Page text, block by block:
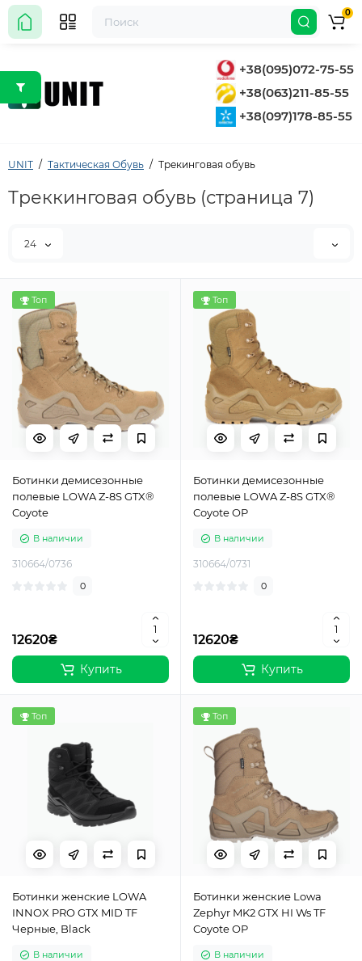
+38(095)072-75-55
+38(063)211-85-55
+38(097)178-85-55
0
UNIT Тактическая Обувь Трекинговая обувь
Треккинговая обувь (страница 7)
24
Топ
Ботинки демисезонные
полевые LOWA Z-8S GTX®
Coyote
В наличии
310664/0736
0
12620₴
Купить
Топ
Ботинки демисезонные
полевые LOWA Z-8S GTX®
Coyote OP
В наличии
310664/0731
0
12620₴
Купить
Топ
Ботинки женские LOWA
INNOX PRO GTX MID TF
Черные, Black
В наличии
Топ
Ботинки женские Lowa
Zephyr MK2 GTX HI Ws TF
Coyote OP
В наличии